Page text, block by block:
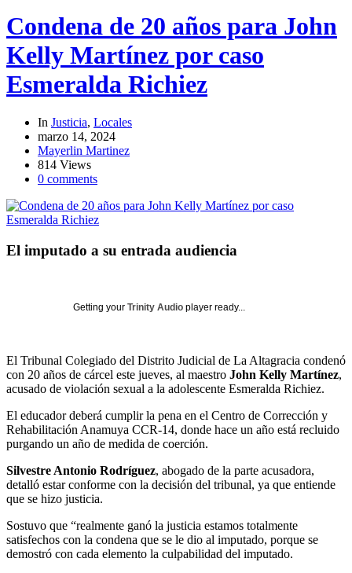
Condena de 20 años para John
Kelly Martínez por caso
Esmeralda Richiez
In Justicia, Locales
marzo 14, 2024
Mayerlin Martinez
814 Views
0 comments
El imputado a su entrada audiencia
Getting your Trinity Audio player ready...
El Tribunal Colegiado del Distrito Judicial de La Altagracia condenó
con 20 años de cárcel este jueves, al maestro John Kelly Martínez,
acusado de violación sexual a la adolescente Esmeralda Richiez.
El educador deberá cumplir la pena en el Centro de Corrección y
Rehabilitación Anamuya CCR-14, donde hace un año está recluido
purgando un año de medida de coerción.
Silvestre Antonio Rodríguez, abogado de la parte acusadora,
detalló estar conforme con la decisión del tribunal, ya que entiende
que se hizo justicia.
Sostuvo que “realmente ganó la justicia estamos totalmente
satisfechos con la condena que se le dio al imputado, porque se
demostró con cada elemento la culpabilidad del imputado.